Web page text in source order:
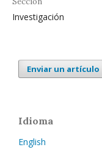
Investigación
Enviar un artículo
Idioma
English